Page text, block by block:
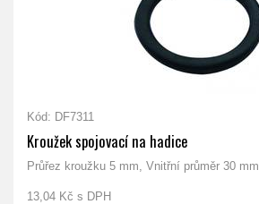
Kód: DF7311
Kroužek spojovací na hadice
Průřez kroužku 5 mm, Vnitřní průměr 30 mm
13,04 Kč s DPH